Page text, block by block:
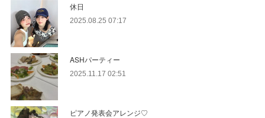
休日
2025.08.25 07:17
ASHパーティー
2025.11.17 02:51
ピアノ発表会アレンジ♡